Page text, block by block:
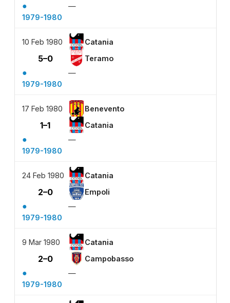
●
—
1979-1980
10 Feb 1980 Catania
5–0 Teramo
●
—
1979-1980
17 Feb 1980 Benevento
1–1 Catania
●
—
1979-1980
24 Feb 1980 Catania
2–0 Empoli
●
—
1979-1980
9 Mar 1980 Catania
2–0 Campobasso
●
—
1979-1980